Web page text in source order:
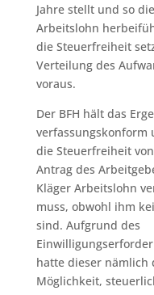
Jahre stellt und so
Arbeitslohn
die Steuerfreiheit
Verteilung des
voraus.
Der BFH hält das
verfassungskonform
die Steuerfreiheit
Antrag des
Kläger Arbeitslohn
muss, obwohl ihm
sind. Aufgrund des
hatte dieser nämlich
Möglichkeit,